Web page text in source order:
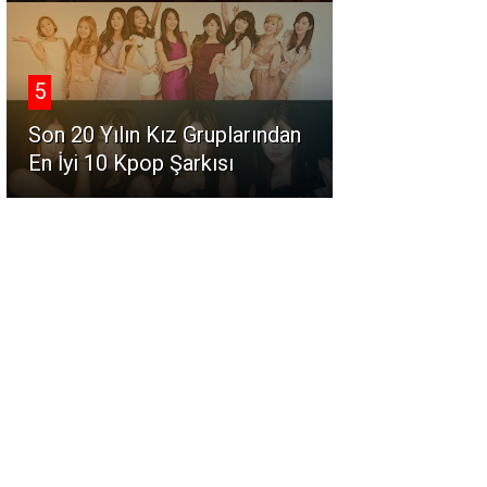
5
Son 20 Yılın Kız Gruplarından
En İyi 10 Kpop Şarkısı